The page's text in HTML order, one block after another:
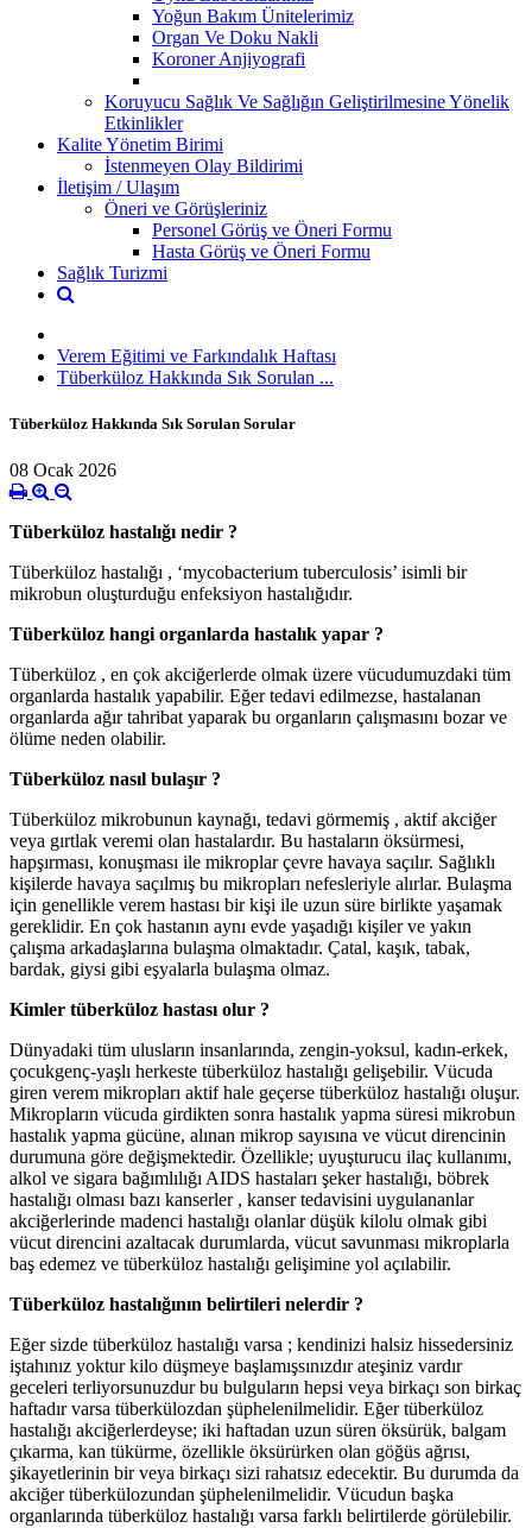
Yoğun Bakım Ünitelerimiz
Organ Ve Doku Nakli
Koroner Anjiyografi
Koruyucu Sağlık Ve Sağlığın Geliştirilmesine Yönelik
Etkinlikler
Kalite Yönetim Birimi
İstenmeyen Olay Bildirimi
İletişim / Ulaşım
Öneri ve Görüşleriniz
Personel Görüş ve Öneri Formu
Hasta Görüş ve Öneri Formu
Sağlık Turizmi
Verem Eğitimi ve Farkındalık Haftası
Tüberküloz Hakkında Sık Sorulan ...
Tüberküloz Hakkında Sık Sorulan Sorular
08 Ocak 2026
Tüberküloz hastalığı nedir ?
Tüberküloz hastalığı , ‘mycobacterium tuberculosis’ isimli bir
mikrobun oluşturduğu enfeksiyon hastalığıdır.
Tüberküloz hangi organlarda hastalık yapar ?
Tüberküloz , en çok akciğerlerde olmak üzere vücudumuzdaki tüm
organlarda hastalık yapabilir. Eğer tedavi edilmezse, hastalanan
organlarda ağır tahribat yaparak bu organların çalışmasını bozar ve
ölüme neden olabilir.
Tüberküloz nasıl bulaşır ?
Tüberküloz mikrobunun kaynağı, tedavi görmemiş , aktif akciğer
veya gırtlak veremi olan hastalardır. Bu hastaların öksürmesi,
hapşırması, konuşması ile mikroplar çevre havaya saçılır. Sağlıklı
kişilerde havaya saçılmış bu mikropları nefesleriyle alırlar. Bulaşma
için genellikle verem hastası bir kişi ile uzun süre birlikte yaşamak
gereklidir. En çok hastanın aynı evde yaşadığı kişiler ve yakın
çalışma arkadaşlarına bulaşma olmaktadır. Çatal, kaşık, tabak,
bardak, giysi gibi eşyalarla bulaşma olmaz.
Kimler tüberküloz hastası olur ?
Dünyadaki tüm ulusların insanlarında, zengin-yoksul, kadın-erkek,
çocukgenç-yaşlı herkeste tüberküloz hastalığı gelişebilir. Vücuda
giren verem mikropları aktif hale geçerse tüberküloz hastalığı oluşur.
Mikropların vücuda girdikten sonra hastalık yapma süresi mikrobun
hastalık yapma gücüne, alınan mikrop sayısına ve vücut direncinin
durumuna göre değişmektedir. Özellikle; uyuşturucu ilaç kullanımı,
alkol ve sigara bağımlılığı AIDS hastaları şeker hastalığı, böbrek
hastalığı olması bazı kanserler , kanser tedavisini uygulananlar
akciğerlerinde madenci hastalığı olanlar düşük kilolu olmak gibi
vücut direncini azaltacak durumlarda, vücut savunması mikroplarla
baş edemez ve tüberküloz hastalığı gelişimine yol açılabilir.
Tüberküloz hastalığının belirtileri nelerdir ?
Eğer sizde tüberküloz hastalığı varsa ; kendinizi halsiz hissedersiniz
iştahınız yoktur kilo düşmeye başlamışsınızdır ateşiniz vardır
geceleri terliyorsunuzdur bu bulguların hepsi veya birkaçı son birkaç
haftadır varsa tüberkülozdan şüphelenilmelidir. Eğer tüberküloz
hastalığı akciğerlerdeyse; iki haftadan uzun süren öksürük, balgam
çıkarma, kan tükürme, özellikle öksürürken olan göğüs ağrısı,
şikayetlerinin bir veya birkaçı sizi rahatsız edecektir. Bu durumda da
akciğer tüberkülozundan şüphelenilmelidir. Vücudun başka
organlarında tüberküloz hastalığı varsa farklı belirtilerde görülebilir.